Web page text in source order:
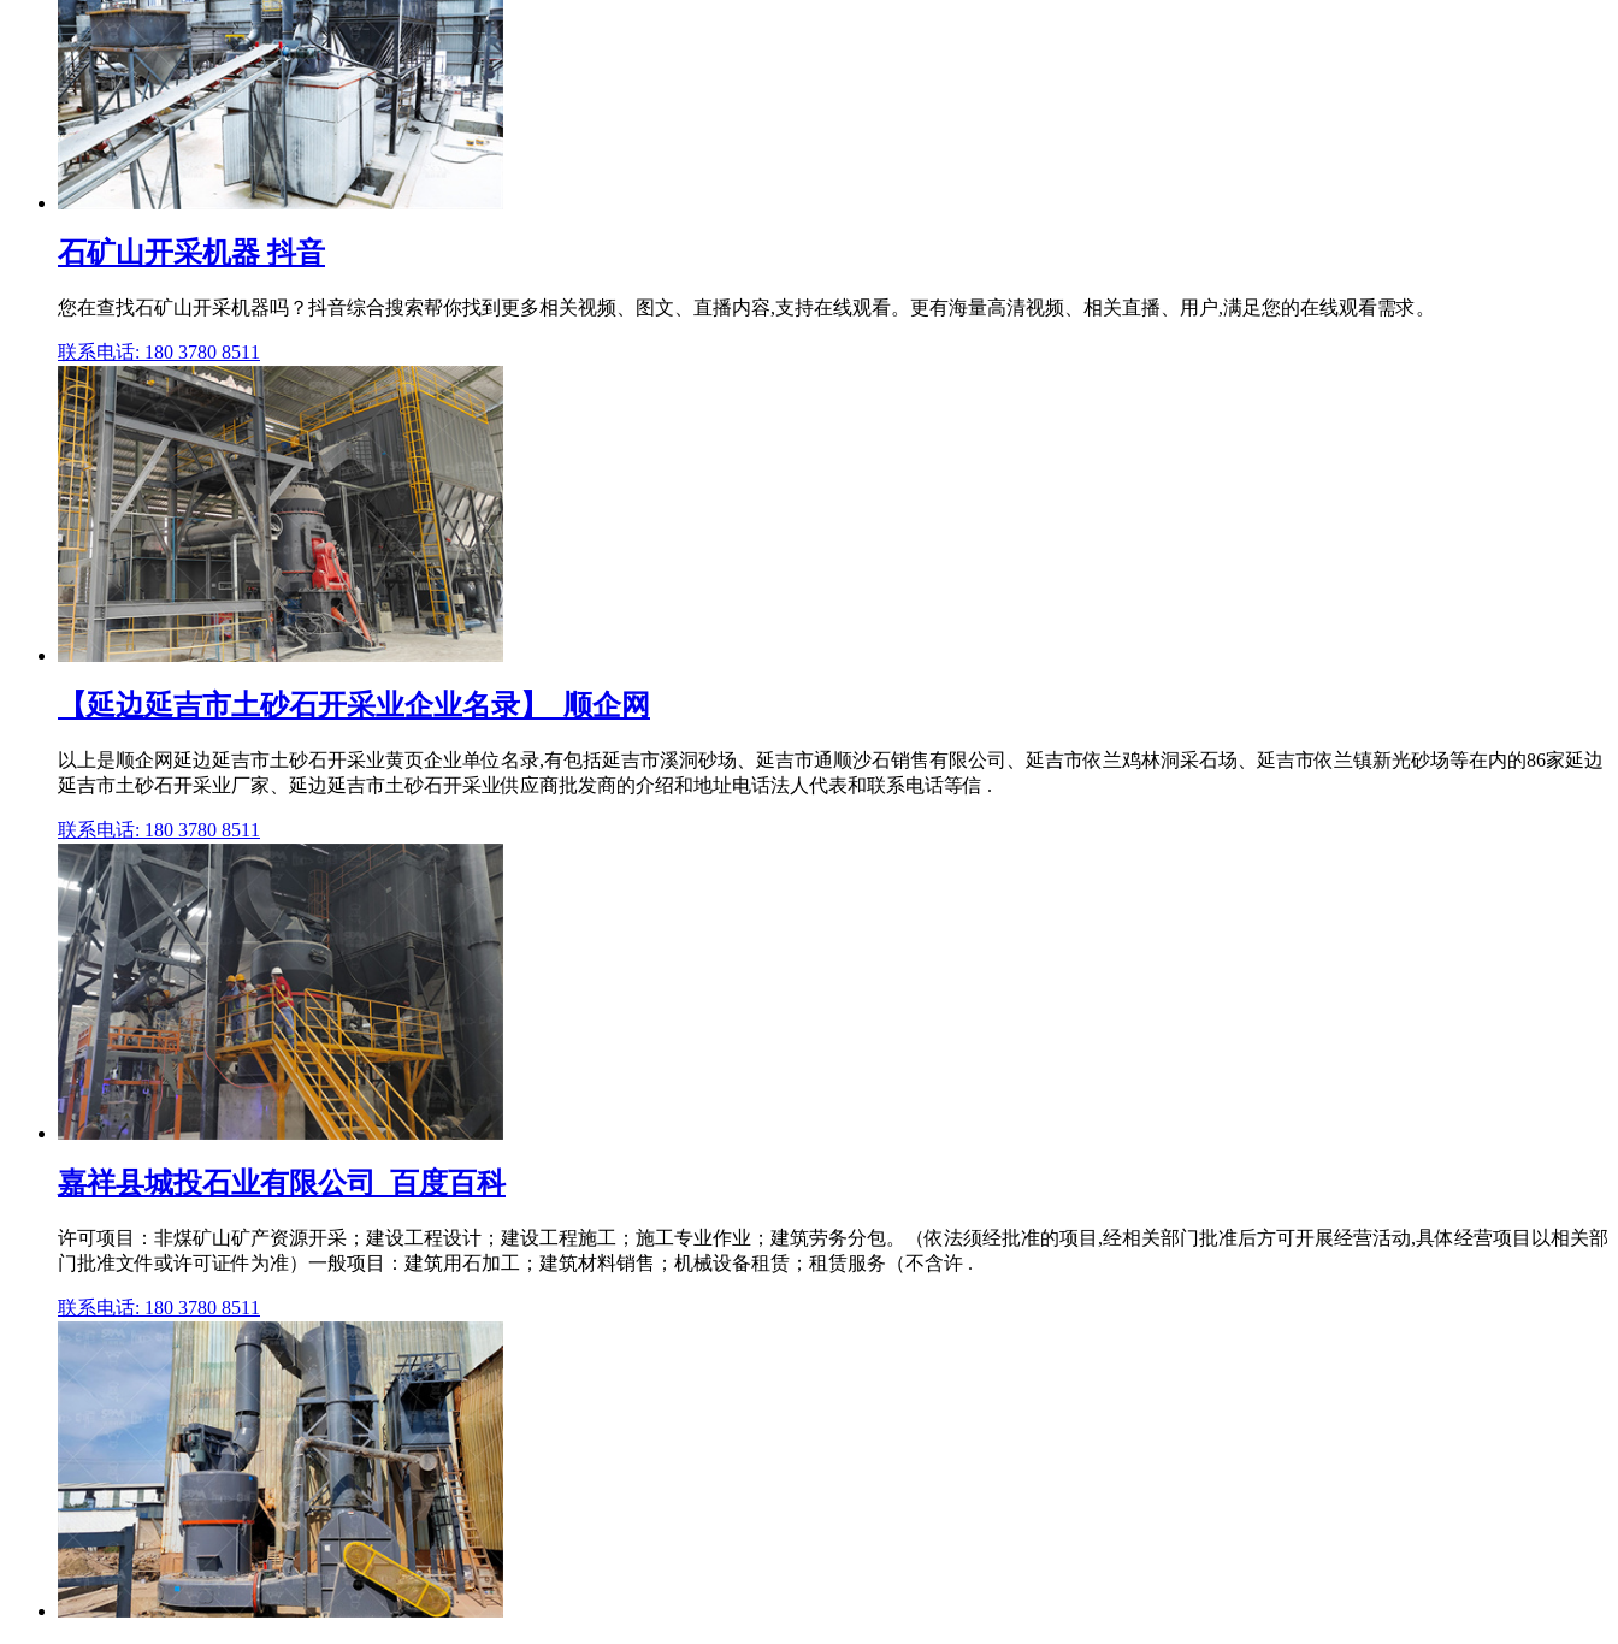
石矿山开采机器 抖音
您在查找石矿山开采机器吗？抖音综合搜索帮你找到更多相关视频、图文、直播内容,支持在线观看。更有海量高清视频、相关直播、用户,满足您的在线观看需求。
联系电话: 180 3780 8511
【延边延吉市土砂石开采业企业名录】_顺企网
以上是顺企网延边延吉市土砂石开采业黄页企业单位名录,有包括延吉市溪洞砂场、延吉市通顺沙石销售有限公司、延吉市依兰鸡林洞采石场、延吉市依兰镇新光砂场等在内的86家延边
延吉市土砂石开采业厂家、延边延吉市土砂石开采业供应商批发商的介绍和地址电话法人代表和联系电话等信 .
联系电话: 180 3780 8511
嘉祥县城投石业有限公司_百度百科
许可项目：非煤矿山矿产资源开采；建设工程设计；建设工程施工；施工专业作业；建筑劳务分包。（依法须经批准的项目,经相关部门批准后方可开展经营活动,具体经营项目以相关部
门批准文件或许可证件为准）一般项目：建筑用石加工；建筑材料销售；机械设备租赁；租赁服务（不含许 .
联系电话: 180 3780 8511